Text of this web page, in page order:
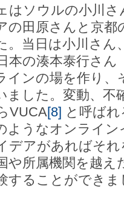
はソウルの小川
の田原さんと京
。当日は小川さん
本の湊本泰行さん
インの場を作り、
ました。変動、不
VUCA[8] と呼ば
ようなオンライ
デアがあればそ
や所属機関を越え
することができま